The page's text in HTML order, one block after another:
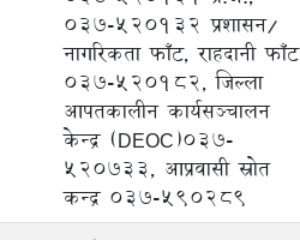
037-520132 प्रशासन/
नागरिकता फाँट, राहदानी फाँट
037-520182, जिल्ला
आपतकालीन कार्यसञ्‍चालन
केन्द्र (DEOC)037-
520733, आप्रवासी स्रोत
कन्द्र 037-590289